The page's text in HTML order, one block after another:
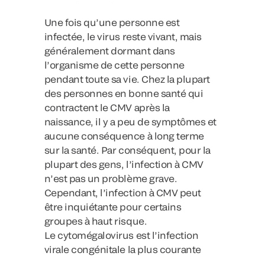
Une fois qu’une personne est
infectée, le virus reste vivant, mais
généralement dormant dans
l’organisme de cette personne
pendant toute sa vie. Chez la plupart
des personnes en bonne santé qui
contractent le CMV après la
naissance, il y a peu de symptômes et
aucune conséquence à long terme
sur la santé. Par conséquent, pour la
plupart des gens, l’infection à CMV
n’est pas un problème grave.
Cependant, l’infection à CMV peut
être inquiétante pour certains
groupes à haut risque.
Le cytomégalovirus est l’infection
virale congénitale la plus courante